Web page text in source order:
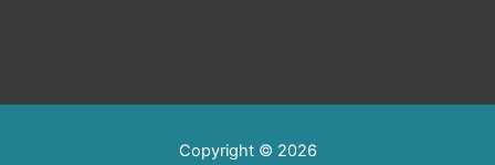
Copyright © 2026